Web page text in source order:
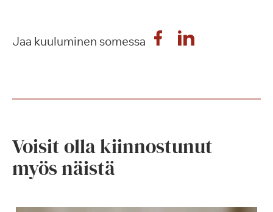
Jaa kuuluminen somessa
Voisit olla kiinnostunut
myös näistä